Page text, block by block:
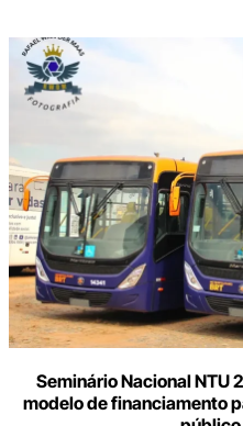
Seminário Nacional NTU
modelo de financiamento